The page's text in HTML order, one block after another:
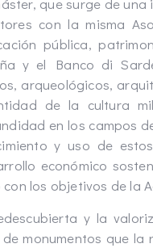
con la misma
pública,
y el Banco di
arqueológicos,
de la cultura
en los campos
y uso de
económico
con los objetivos de la
y la
monumentos que